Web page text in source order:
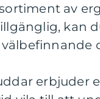
av
kan
erbjuder